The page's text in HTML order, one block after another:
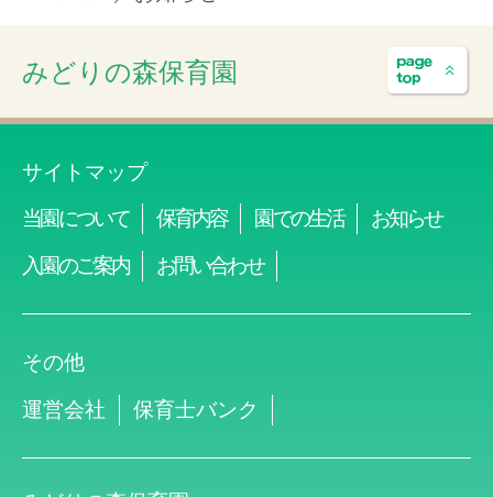
みどりの森保育園
サイトマップ
当園について 保育内容 園での生活 お知らせ
入園のご案内 お問い合わせ
その他
運営会社 保育士バンク